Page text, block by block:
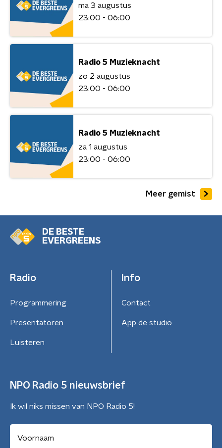
ma 3 augustus
23:00 - 06:00
Radio 5 Muzieknacht
zo 2 augustus
23:00 - 06:00
Radio 5 Muzieknacht
za 1 augustus
23:00 - 06:00
Meer gemist
DE BESTE
EVERGREENS
Radio
Programmering
Presentatoren
Luisteren
Info
Contact
App de studio
NPO Radio 5 nieuwsbrief
Ik wil niks missen van NPO Radio 5!